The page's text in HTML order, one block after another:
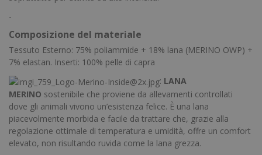
-
Composizione del materiale
Tessuto Esterno: 75% poliammide + 18% lana (MERINO OWP) +
7% elastan. Inserti: 100% pelle di capra
: LANA
MERINO sostenibile che proviene da allevamenti controllati
dove gli animali vivono un’esistenza felice. È una lana
piacevolmente morbida e facile da trattare che, grazie alla
regolazione ottimale di temperatura e umidità, offre un comfort
elevato, non risultando ruvida come la lana grezza.